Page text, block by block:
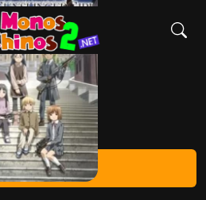
Ver Ahora